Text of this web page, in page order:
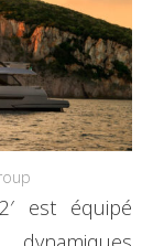
est équipé